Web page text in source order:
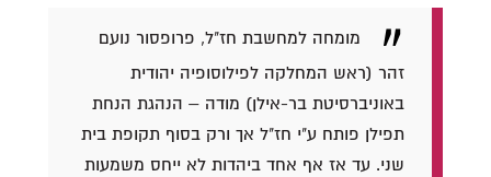
מומחה למחשבת חז"ל, פרופסור נועם
זהר (ראש המחלקה לפילוסופיה יהודית
באוניברסיטת בר-אילן) מודה – הנהגת הנחת
תפילן פותח ע"י חז"ל אך ורק בסוף תקופת בית
שני. עד אז אף אחד ביהדות לא ייחס משמעות